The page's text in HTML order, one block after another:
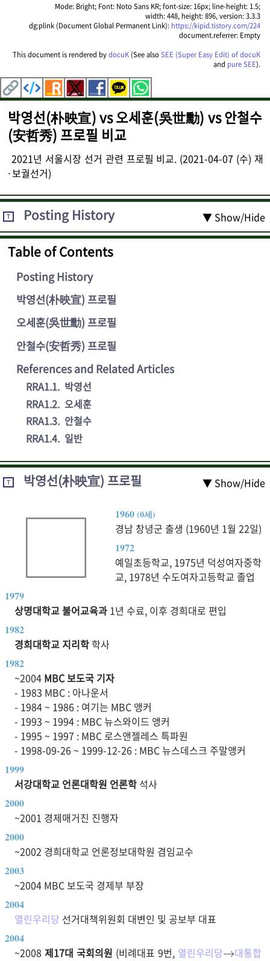
Mode: Bright; Font: Noto Sans KR; font-size: 16px; line-height: 1.5;
width: 448, height: 896, version: 3.3.3
dg:plink (Document Global Permanent Link): https://kipid.tistory.com/224
document.referrer: Empty
This document is rendered bydocuK (See alsoSEE (Super Easy Edit) of docuK
and pure SEE).
박영선(朴映宣) vs 오세훈(吳世勳) vs 안철수
(安哲秀) 프로필 비교
2021년 서울시장 선거 관련 프로필 비교. (2021-04-07 (수) 재
·보궐선거)
T Posting History ▼ Show/Hide
Table of Contents
Posting History
박영선(朴映宣) 프로필
오세훈(吳世勳) 프로필
안철수(安哲秀) 프로필
References and Related Articles
RRA1.1. 박영선
RRA1.2. 오세훈
RRA1.3. 안철수
RRA1.4. 일반
T 박영선(朴映宣) 프로필 ▼ Show/Hide
1960(0세)
경남 창녕군 출생 (1960년 1월 22일)
1972
예일초등학교, 1975년 덕성여자중학
교, 1978년 수도여자고등학교 졸업
1979
상명대학교 불어교육과 1년 수료, 이후 경희대로 편입
1982
경희대학교 지리학 학사
1982
~2004 MBC 보도국 기자
- 1983 MBC : 아나운서
- 1984 ~ 1986 : 여기는 MBC 앵커
- 1993 ~ 1994 : MBC 뉴스와이드 앵커
- 1995 ~ 1997 : MBC 로스앤젤레스 특파원
- 1998-09-26 ~ 1999-12-26 : MBC 뉴스데스크 주말앵커
1999
서강대학교 언론대학원 언론학 석사
2000
~2001 경제매거진 진행자
2000
~2002 경희대학교 언론정보대학원 겸임교수
2003
~2004 MBC 보도국 경제부 부장
2004
열린우리당 선거대책위원회 대변인 및 공보부 대표
2004
~2008 제17대 국회의원 (비례대표 9번, 열린우리당
대통합